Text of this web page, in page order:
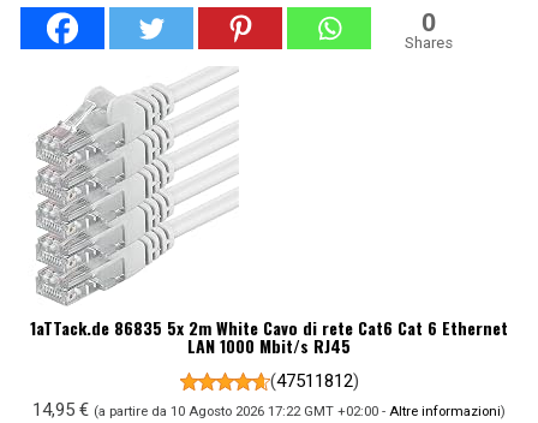
0
Shares
1aTTack.de 86835 5x 2m White Cavo di rete Cat6 Cat 6 Ethernet
LAN 1000 Mbit/s RJ45
(47511812)
14,95 € (a partire da 10 Agosto 2026 17:22 GMT +02:00 - Altre informazioni)